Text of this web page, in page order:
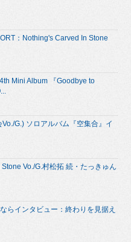
：Nothing's Carved In Stone
Mini Album 『Goodbye to
G.) ソロアルバム『空集合』イ
Vo./G.村松拓 続・たっきゅん
らインタビュー：終わりを見据え